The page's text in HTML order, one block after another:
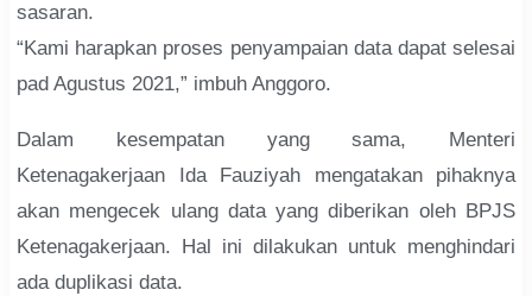
sasaran.
“Kami harapkan proses penyampaian data dapat selesai
pad Agustus 2021,” imbuh Anggoro.
Dalam kesempatan yang sama, Menteri
Ketenagakerjaan Ida Fauziyah mengatakan pihaknya
akan mengecek ulang data yang diberikan oleh BPJS
Ketenagakerjaan. Hal ini dilakukan untuk menghindari
ada duplikasi data.